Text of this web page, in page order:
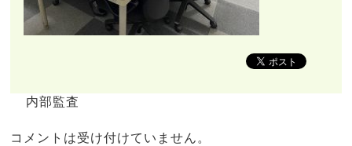
内部監査
コメントは受け付けていません。